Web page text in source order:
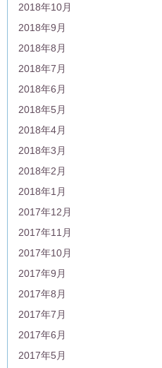
2018年10月
2018年9月
2018年8月
2018年7月
2018年6月
2018年5月
2018年4月
2018年3月
2018年2月
2018年1月
2017年12月
2017年11月
2017年10月
2017年9月
2017年8月
2017年7月
2017年6月
2017年5月